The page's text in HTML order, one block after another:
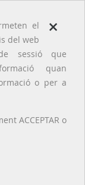
×
el
del web
sessió que
quan
o per a
ACCEPTAR o